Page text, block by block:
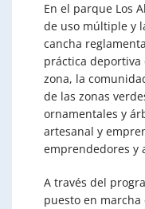
En el parque Los
de uso múltiple y
cancha
práctica
zona, la
de las zonas
ornamentales y
artesanal y
emprendedores y
A través del
puesto en